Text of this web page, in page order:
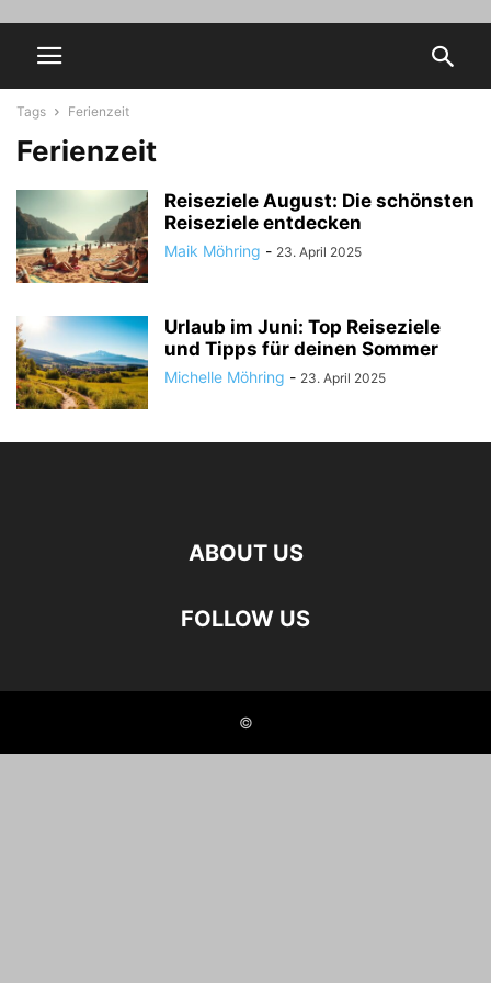
Tags Ferienzeit
Ferienzeit
Reiseziele August: Die schönsten
Reiseziele entdecken
Maik Möhring - 23. April 2025
Urlaub im Juni: Top Reiseziele
und Tipps für deinen Sommer
Michelle Möhring - 23. April 2025
ABOUT US
FOLLOW US
©